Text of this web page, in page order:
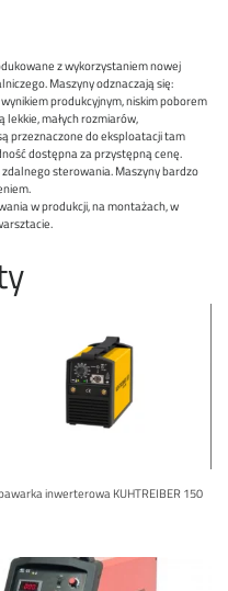
z wykorzystaniem nowej
Maszyny odznaczają się:
produkcyjnym, niskim poborem
lekkie, małych rozmiarów,
przeznaczone do eksploatacji tam
dostępna za przystępną cenę.
sterowania. Maszyny bardzo
w produkcji, na montażach, w
inwerterowa KUHTREIBER 150